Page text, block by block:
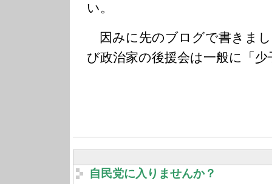
い。
因みに先のブログで書きま
び政治家の後援会は一般に「
自民党に入りませんか？